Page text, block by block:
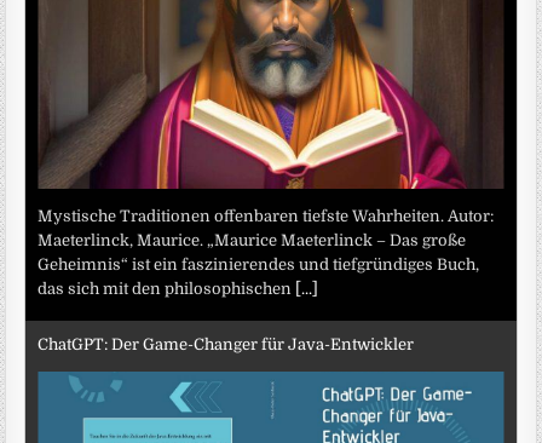
Mystische Traditionen offenbaren tiefste Wahrheiten. Autor:
Maeterlinck, Maurice. „Maurice Maeterlinck – Das große
Geheimnis“ ist ein faszinierendes und tiefgründiges Buch,
das sich mit den philosophischen [...]
ChatGPT: Der Game-Changer für Java-Entwickler